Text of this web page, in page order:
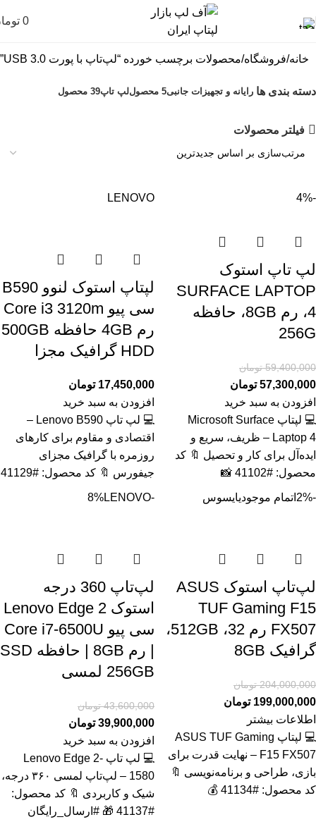
0
خانه فروشگاه محصولات برچسب خورده “لپ‌تاپ با پورت USB 3.0”
دسته بندی ها رایانه و تجهیزات جانبی5 محصول لپ تاپ39 محصول
فیلتر محصولات
-4%
لپ تاپ استوک
SURFACE LAPTOP
4، رم 8GB، حافظه
256G
59,400,000 تومان
57,300,000 تومان
افزودن به سبد خرید
💻 لپتاپ Microsoft Surface
Laptop 4 – ظریف، سریع و
ایده‌آل برای کار و تحصیل 🔖 کد
محصول: #41102 📸
LENOVO
لپتاپ استوک لنوو B590
سی پیو Core i3 3120m
رم 4GB حافظه 500GB
HDD گرافیک مجزا
17,450,000 تومان
افزودن به سبد خرید
💻 لپ تاپ Lenovo B590 –
اقتصادی و مقاوم برای کارهای
روزمره با گرافیک مجزای
جیفورس 🔖 کد محصول: #41129
-2% اتمام موجودیایسوس
لپ‌تاپ استوک ASUS
TUF Gaming F15
FX507 رم 32، 512GB،
گرافیک 8GB
204,000,000 تومان
199,000,000 تومان
اطلاعات بیشتر
💻 لپتاپ ASUS TUF Gaming
F15 FX507 – نهایت قدرت برای
بازی، طراحی و برنامه‌نویسی 🔖
کد محصول: #41134 💰
-8%
LENOVO
لپ‌تاپ 360 درجه
استوک Lenovo Edge 2
سی پیو Core i7-6500U
| رم 8GB | حافظه SSD
256GB لمسی
43,600,000 تومان
39,900,000 تومان
افزودن به سبد خرید
💻 لپ تاپ Lenovo Edge 2-
1580 – لپ‌تاپ لمسی ۳۶۰ درجه،
شیک و کاربردی 🔖 کد محصول:
#41137 🎁 #ارسال_رایگان